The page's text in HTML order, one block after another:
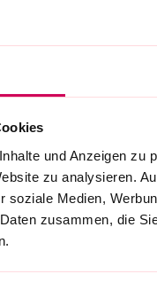
und Anzeigen zu
zu analysieren.
soziale Medien,
zusammen, die